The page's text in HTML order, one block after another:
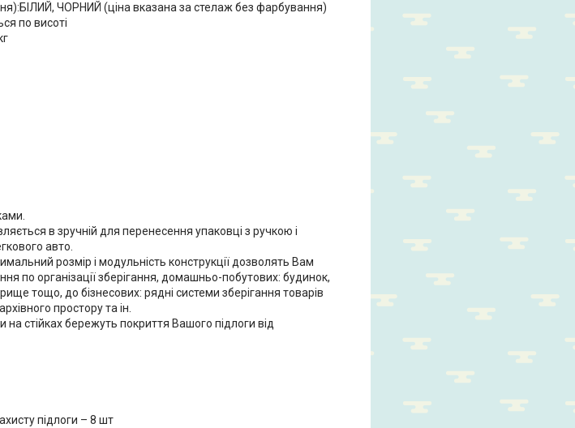
ЧОРНИЙ (ціна вказана за стелаж без фарбування)
по висоті
в зручній для перенесення упаковці з ручкою і
авто.
розмір і модульність конструкції дозволять Вам
по організації зберігання, домашньо-побутових: будинок,
тощо, до бізнесових: рядні системи зберігання товарів
простору та ін.
на стійках бережуть покриття Вашого підлоги від
підлоги – 8 шт